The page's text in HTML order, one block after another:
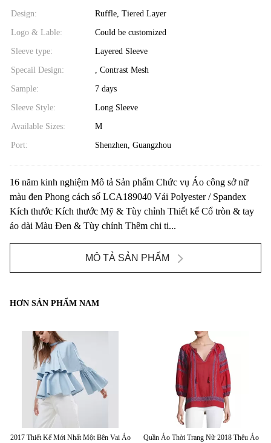
Design: Ruffle, Tiered Layer
Logo & Lable: Could be customized
Sleeve type: Layered Sleeve
Specail Design: , Contrast Mesh
Sample: 7 days
Sleeve Style: Long Sleeve
Available Sizes: M
Port: Shenzhen, Guangzhou
16 năm kinh nghiệm Mô tả Sản phẩm Chức vụ Áo công sở nữ
màu đen Phong cách số LCA189040 Vải Polyester / Spandex
Kích thước Kích thước Mỹ & Tùy chỉnh Thiết kế Cổ tròn & tay
áo dài Màu Đen & Tùy chỉnh Thêm chi ti...
MÔ TẢ SẢN PHẨM
HƠN SẢN PHẨM NAM
2017 Thiết Kế Mới Nhất Một Bên Vai Áo
Quần Áo Thời Trang Nữ 2018 Thêu Áo